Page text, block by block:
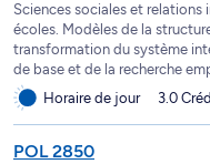
Sciences sociales et
écoles. Modèles de la
transformation du système
de base et de la recherche
Horaire de jour
3.0
POL 2850